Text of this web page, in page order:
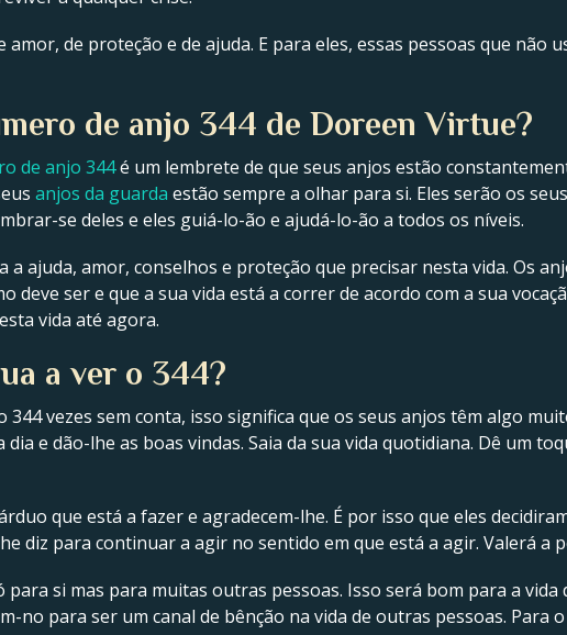
de proteção e de ajuda. E para eles, essas pessoas que não
de anjo 344 de Doreen Virtue?
de anjo 344é um lembrete de que seus anjos estão
anjos da guarda estão sempre a olhar para si. Eles serão os
se deles e eles guiá-lo-ão e ajudá-lo-ão a todos os níveis.
ajuda, amor, conselhos e proteção que precisar nesta vida. Os
deve ser e que a sua vida está a correr de acordo com a sua
vida até agora.
a ver o 344?
vezes sem conta, isso significa que os seus anjos têm algo
e dão-lhe as boas vindas. Saia da sua vida quotidiana. Dê um
que está a fazer e agradecem-lhe. É por isso que eles
diz para continuar a agir no sentido em que está a agir. Valerá a
si mas para muitas outras pessoas. Isso será bom para a
no para ser um canal de bênção na vida de outras pessoas. Para